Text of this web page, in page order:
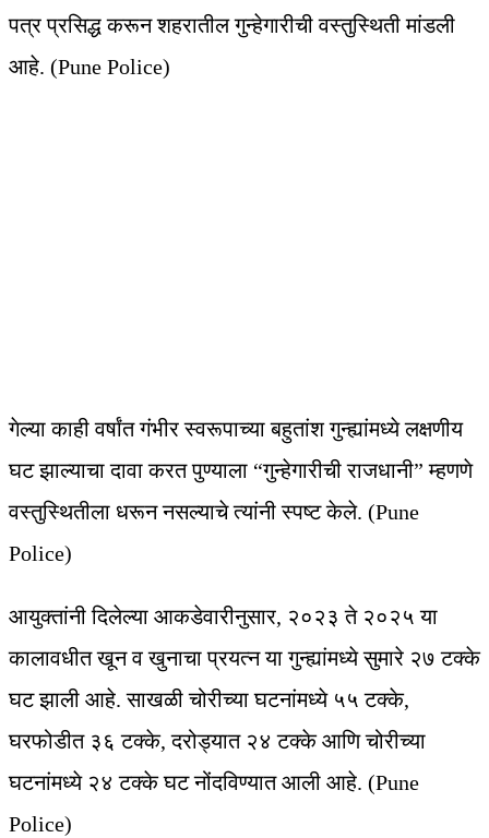
पत्र प्रसिद्ध करून शहरातील गुन्हेगारीची वस्तुस्थिती मांडली
आहे. (Pune Police)
गेल्या काही वर्षांत गंभीर स्वरूपाच्या बहुतांश गुन्ह्यांमध्ये लक्षणीय
घट झाल्याचा दावा करत पुण्याला “गुन्हेगारीची राजधानी” म्हणणे
वस्तुस्थितीला धरून नसल्याचे त्यांनी स्पष्ट केले. (Pune
Police)
आयुक्तांनी दिलेल्या आकडेवारीनुसार, २०२३ ते २०२५ या
कालावधीत खून व खुनाचा प्रयत्न या गुन्ह्यांमध्ये सुमारे २७ टक्के
घट झाली आहे. साखळी चोरीच्या घटनांमध्ये ५५ टक्के,
घरफोडीत ३६ टक्के, दरोड्यात २४ टक्के आणि चोरीच्या
घटनांमध्ये २४ टक्के घट नोंदविण्यात आली आहे. (Pune
Police)